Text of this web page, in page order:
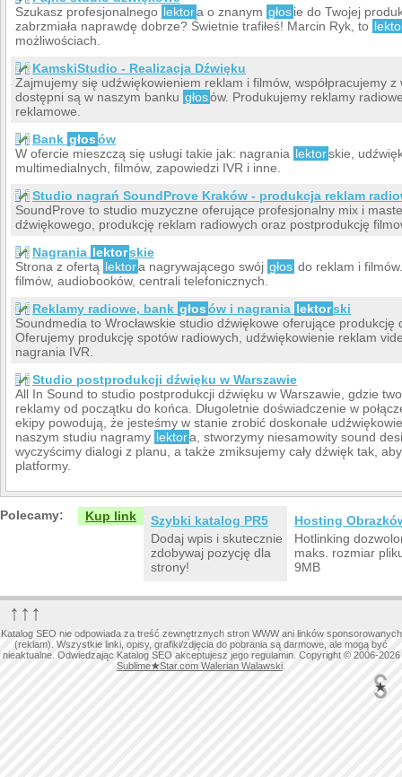
Szukasz profesjonalnego lektora o znanym głosie do Twojej
zabrzmiała naprawdę dobrze? Świetnie trafiłeś! Marcin Ryk, to
możliwościach.
KamskiStudio - Realizacja Dźwięku
Zajmujemy się udźwiękowieniem reklam i filmów, współpracujemy
dostępni są w naszym banku głosów. Produkujemy reklamy
reklamowe.
Bank głosów
W ofercie mieszczą się usługi takie jak: nagrania lektorskie,
multimedialnych, filmów, zapowiedzi IVR i inne.
Studio nagrań SoundProve Kraków - produkcja reklam
SoundProve to studio muzyczne oferujące profesjonalny mix i
dźwiękowego, produkcję reklam radiowych oraz postprodukcję
Nagrania lektorskie
Strona z ofertą lektora nagrywającego swój głos do reklam i
filmów, audiobooków, centrali telefonicznych.
Reklamy radiowe, bank głosów i nagrania lektorski
Soundmedia to Wrocławskie studio dźwiękowe oferujące
Oferujemy produkcję spotów radiowych, udźwiękowienie reklam
nagrania IVR.
Studio postprodukcji dźwięku w Warszawie
All In Sound to studio postprodukcji dźwięku w Warszawie, gdzie
reklamy od początku do końca. Długoletnie doświadczenie w
ekipy powodują, że jesteśmy w stanie zrobić doskonałe
naszym studiu nagramy lektora, stworzymy niesamowity sound
wyczyścimy dialogi z planu, a także zmiksujemy cały dźwięk tak,
platformy.
Polecamy: Kup link
Szybki katalog PR5
Dodaj wpis i skutecznie
zdobywaj pozycję dla
strony!
Hosting
Hotlinking
maks. rozmiar
9MB
↑↑↑
Katalog SEO nie odpowiada za treść zewnętrznych stron WWW ani linków sponsorowanych
(reklam). Wszystkie linki, opisy, grafiki/zdjęcia do pobrania są darmowe, ale mogą być
nieaktualne. Odwiedzając Katalog SEO akceptujesz jego regulamin. Copyright © 2006-2026
Sublime★Star.com Walerian Walawski